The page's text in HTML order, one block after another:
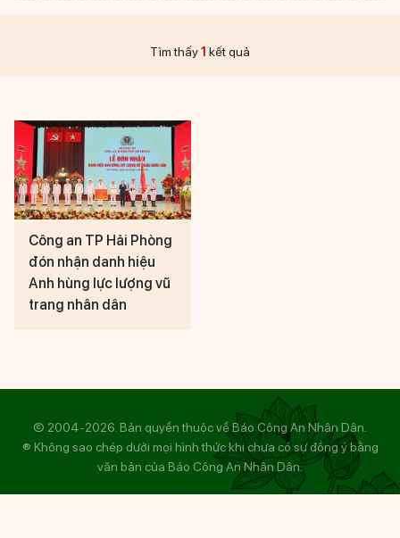
Tìm thấy1 kết quả
Công an TP Hải Phòng
đón nhận danh hiệu
Anh hùng lực lượng vũ
trang nhân dân
© 2004-2026. Bản quyền thuộc về Báo Công An Nhân Dân.
® Không sao chép dưới mọi hình thức khi chưa có sự đồng ý bằng
văn bản của Báo Công An Nhân Dân.